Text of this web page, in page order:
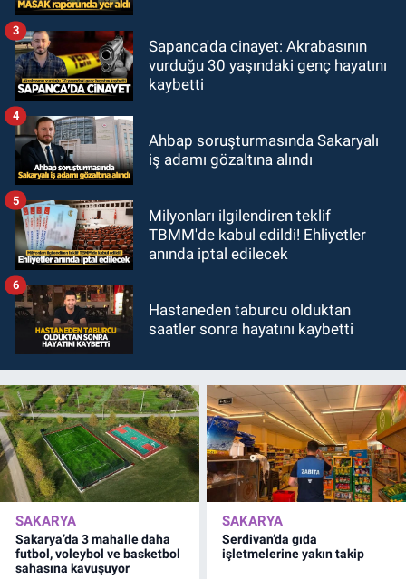
Sapanca'da cinayet: Akrabasının
vurduğu 30 yaşındaki genç hayatını
kaybetti
3
Ahbap soruşturmasında Sakaryalı
iş adamı gözaltına alındı
4
Milyonları ilgilendiren teklif
TBMM'de kabul edildi! Ehliyetler
anında iptal edilecek
5
Hastaneden taburcu olduktan
saatler sonra hayatını kaybetti
6
SAKARYA
Sakarya’da 3 mahalle daha
futbol, voleybol ve basketbol
sahasına kavuşuyor
SAKARYA
Serdivan’da gıda
işletmelerine yakın takip